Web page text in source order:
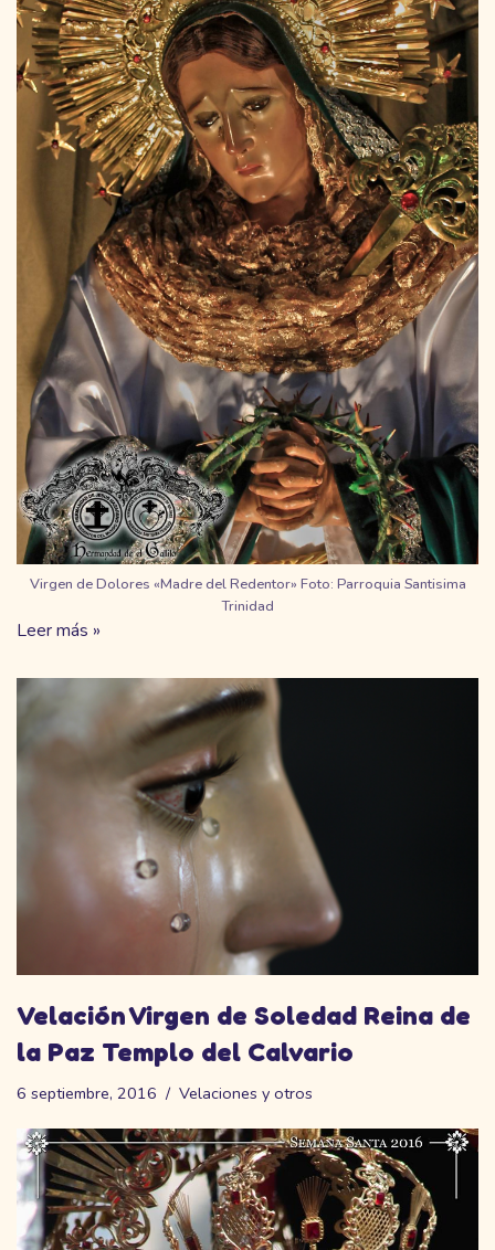
Virgen de Dolores «Madre del Redentor» Foto: Parroquia Santisima
Trinidad
Leer más »
Velación Virgen de Soledad Reina de
la Paz Templo del Calvario
6 septiembre, 2016 Velaciones y otros